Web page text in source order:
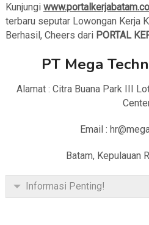
Kunjungi
terbaru seputar Lowongan Kerja
Berhasil, Cheers dari PORTAL
PT Mega
Alamat : Citra Buana Park III
Email :
Batam, Kepulauan
Informasi Penting!